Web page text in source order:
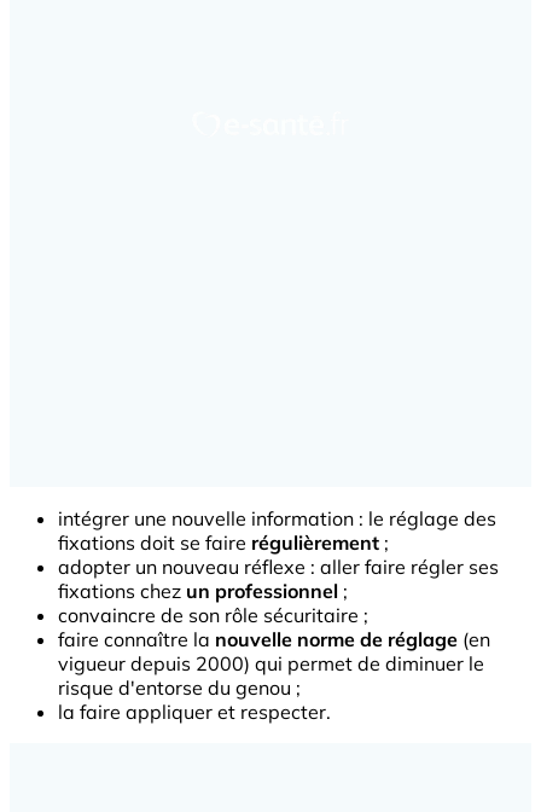
intégrer une nouvelle information : le réglage des
fixations doit se faire régulièrement ;
adopter un nouveau réflexe : aller faire régler ses
fixations chez un professionnel ;
convaincre de son rôle sécuritaire ;
faire connaître la nouvelle norme de réglage (en
vigueur depuis 2000) qui permet de diminuer le
risque d'entorse du genou ;
la faire appliquer et respecter.